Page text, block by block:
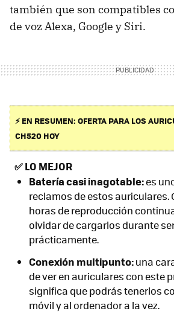
también que son compatibles
de voz Alexa, Google y Siri.
⚡ EN RESUMEN: OFERTA PARA LOS
CH520 HOY
✅LO MEJOR
Batería casi inagotable:es
reclamos de estos auriculares.
horas de reproducción
olvidar de cargarlos durante
prácticamente.
Conexión multipunto:una
de ver en auriculares con este
significa que podrás tenerlos
móvil y al ordenador a la vez.